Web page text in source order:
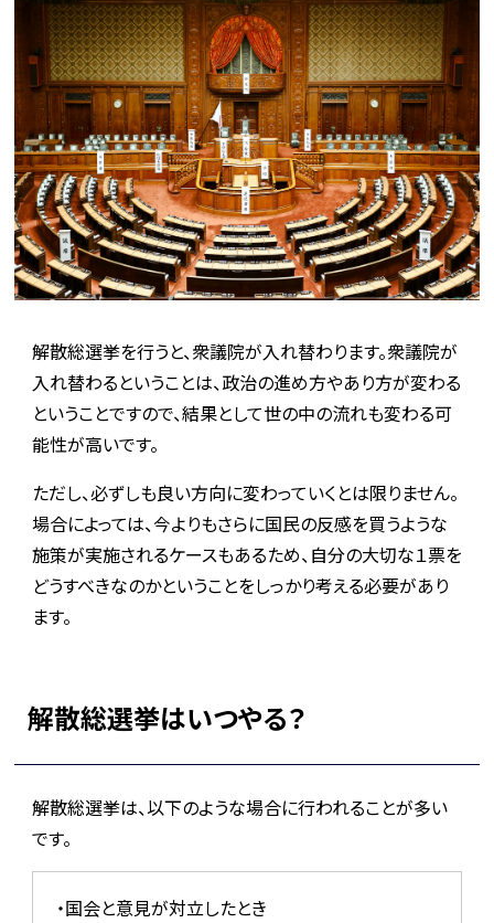
解散総選挙を行うと、衆議院が入れ替わります。衆議院が
入れ替わるということは、政治の進め方やあり方が変わる
ということですので、結果として世の中の流れも変わる可
能性が高いです。
ただし、必ずしも良い方向に変わっていくとは限りません。
場合によっては、今よりもさらに国民の反感を買うような
施策が実施されるケースもあるため、自分の大切な１票を
どうすべきなのかということをしっかり考える必要があり
ます。
解散総選挙はいつやる？
解散総選挙は、以下のような場合に行われることが多い
です。
・国会と意見が対立したとき